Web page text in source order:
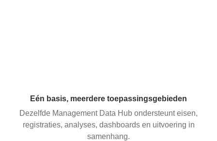
Eén basis, meerdere toepassingsgebieden
Dezelfde Management Data Hub ondersteunt eisen,
registraties, analyses, dashboards en uitvoering in
samenhang.